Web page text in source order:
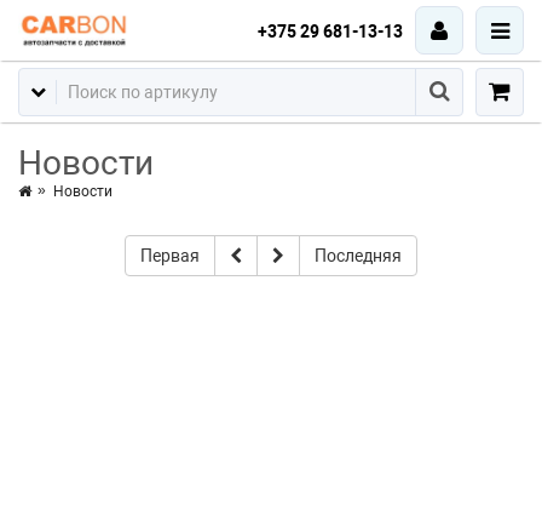
+375 29 681-13-13
Новости
Новости
Первая Последняя